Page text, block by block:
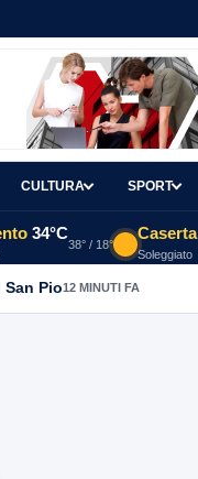
CULTURA SPORT
34°C
38° / 18°
Caserta
Soleggiato
Pio12 MINUTI FA